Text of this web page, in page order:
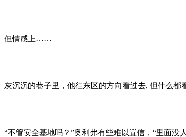
但情感上……
灰沉沉的巷子里，他往东区的方向看过去, 但什么都
“不管安全基地吗？”奥利弗有些难以置信，“里面没